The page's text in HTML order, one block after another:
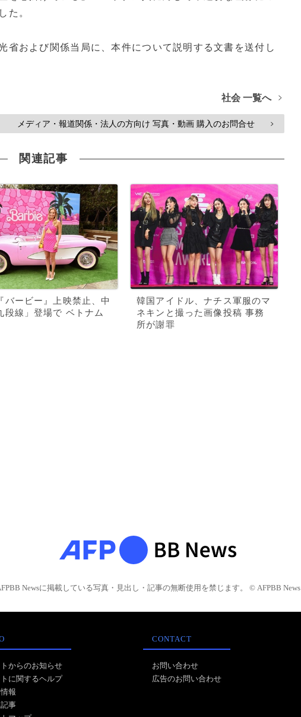
た。
および関係当局に、本件について説明する文書を送付し
社会 一覧へ >
メディア・報道関係・法人の方向け 写真・動画 購入のお問合せ >
関連記事
バービー』上映禁止、中
段線」登場で ベトナム
韓国アイドル、ナチス軍服のマ
ネキンと撮った画像投稿 事務
所が謝罪
Newsに掲載している写真・見出し・記事の無断使用を禁じます。 © AFPBB News
からのお知らせ
に関するヘルプ
報
事
CONTACT
お問い合わせ
広告のお問い合わせ